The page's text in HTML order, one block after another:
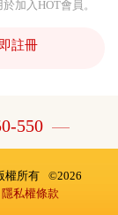
加入HOT會員。
註冊
550
權所有
©2026
隱私權條款